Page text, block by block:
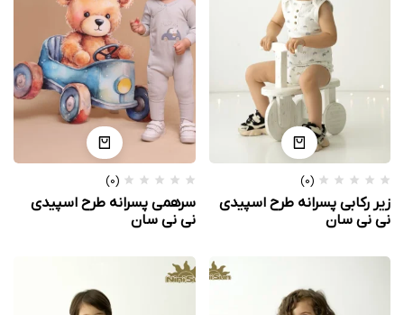
(0)
زیر رکابی پسرانه طرح اسپیدی
نی نی سان
(0)
سرهمی پسرانه طرح اسپیدی
نی نی سان